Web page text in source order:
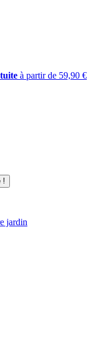
à partir de 59,90 €
jardin